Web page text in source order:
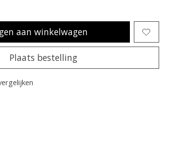
aan winkelwagen
Plaats bestelling